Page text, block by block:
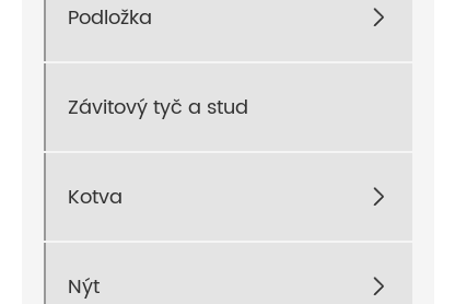
Podložka 
Závitový tyč a stud
Kotva 
Nýt 